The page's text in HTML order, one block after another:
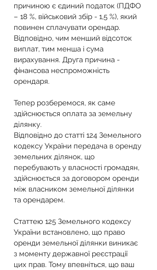
причиною є єдиний податок (ПДФО
– 18 %, військовий збір - 1,5 %), який
повинен сплачувати орендар.
Відповідно, чим менший відсоток
виплат, тим менша і сума
вирахування. Друга причина -
фінансова неспроможність
орендаря.
Тепер розберемося, як саме
здійснюється оплата за земельну
ділянку.
Відповідно до статті 124 Земельного
кодексу України передача в оренду
земельних ділянок, що
перебувають у власності громадян,
здійснюється за договором оренди
між власником земельної ділянки
та орендарем.
Статтею 125 Земельного кодексу
України встановлено, що право
оренди земельної ділянки виникає
з моменту державної реєстрації
цих прав. Тому впевніться, що ваш